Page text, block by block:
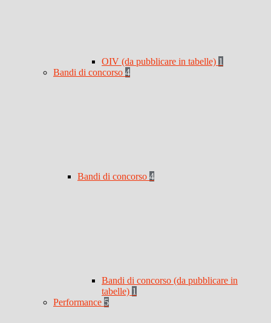
OIV (da pubblicare in tabelle) 1
Bandi di concorso 4
Bandi di concorso 4
Bandi di concorso (da pubblicare in
tabelle) 1
Performance 5